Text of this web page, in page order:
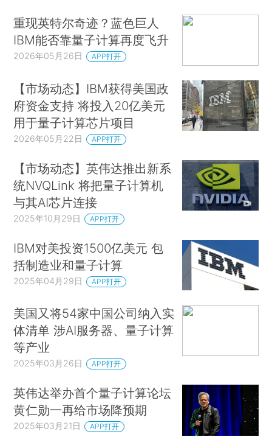
重现英特尔奇迹？蓝色巨人
IBM能否靠量子计算再度飞升
2026年05月26日 APP打开
【市场动态】IBM获得美国政
府资金支持 将投入20亿美元
用于量子计算芯片项目
2026年05月22日 APP打开
【市场动态】英伟达推出新系
统NVQLink 将把量子计算机
与其AI芯片连接
2025年10月29日 APP打开
IBM对美投资1500亿美元 包
括制造业和量子计算
2025年04月29日 APP打开
美国又将54家中国公司纳入实
体清单 涉AI服务器、量子计算
等产业
2025年03月26日 APP打开
英伟达举办首个量子计算论坛
黄仁勋一再给市场降预期
2025年03月21日 APP打开